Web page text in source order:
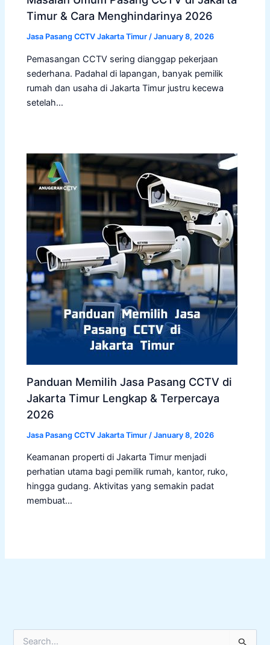
Timur & Cara Menghindarinya 2026
Jasa Pasang CCTV Jakarta Timur /January 8, 2026
Pemasangan CCTV sering dianggap pekerjaan
sederhana. Padahal di lapangan, banyak pemilik
rumah dan usaha di Jakarta Timur justru kecewa
setelah…
Panduan Memilih Jasa Pasang CCTV di
Jakarta Timur Lengkap & Terpercaya
2026
Jasa Pasang CCTV Jakarta Timur /January 8, 2026
Keamanan properti di Jakarta Timur menjadi
perhatian utama bagi pemilik rumah, kantor, ruko,
hingga gudang. Aktivitas yang semakin padat
membuat…